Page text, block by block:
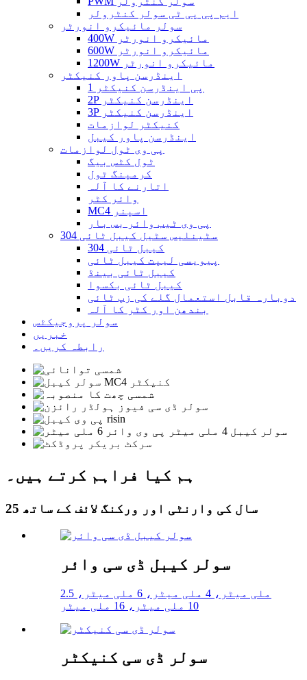
ایم پی پی ٹی سولر کنٹرولر
سولر مائیکرو انورٹر
400W مائیکرو انورٹر
600W مائیکرو انورٹر
1200W مائیکرو انورٹر
اینڈرسن پاور کنیکٹر
1 پی اینڈرسن کنیکٹر
2P اینڈرسن کنیکٹر
3P اینڈرسن کنیکٹر
کنیکٹر لوازمات
اینڈرسن پاور کیبل
پی وی ٹول لوازمات
ٹول کٹس بیگ
کرمپنگ ٹول
اتارنے کا آلہ
وائر کٹر
MC4 اسپنر
پی وی ٹیب وائر بس بار
304 سٹینلیس سٹیل کیبل ٹائی
304 کیبل ٹائی
پیویسی لیپت کیبل ٹائی
کیبل ٹائی بینڈ
کیبل ٹائی بکسوا
دوبارہ قابل استعمال گلے کی زپ ٹائی
بندھن اور کٹر کا آلہ
سولر پروجیکٹس
خبریں
رابطہ کریں۔
ہم کیا فراہم کرتے ہیں۔
25 سال کی وارنٹی اور ورکنگ لائف کے ساتھ
سولر کیبل ڈی سی وائر
2.5 ملی میٹر، 4 ملی میٹر، 6 ملی میٹر،
10 ملی میٹر، 16 ملی میٹر
سولر ڈی سی کنیکٹر